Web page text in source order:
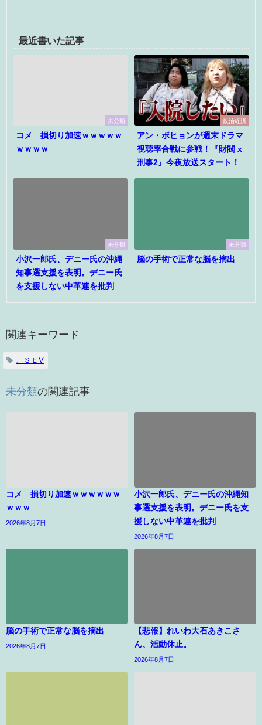
最近書いた記事
未分類
コメ 損切り加速ｗｗｗｗｗ
ｗｗｗｗ
政治経済
アン・ボヒョンが週末ドラマ
視聴率合戦に参戦！『財閥 x
刑事2』今夜放送スタート！
未分類
小沢一郎氏、デニー氏の沖縄
知事選支援を表明。デニー氏
を支援しない中革連を批判
未分類
脳の手術で正常な脳を摘出
関連キーワード
、ＳＥV
未分類の関連記事
コメ 損切り加速ｗｗｗｗｗｗ
ｗｗｗ
2026年8月7日
小沢一郎氏、デニー氏の沖縄知
事選支援を表明。デニー氏を支
援しない中革連を批判
2026年8月7日
脳の手術で正常な脳を摘出
2026年8月7日
【悲報】れいわ大石あきこさ
ん、活動休止。
2026年8月7日